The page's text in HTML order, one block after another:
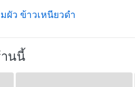
ผัว ข้าวเหนียวดำ
นนี้